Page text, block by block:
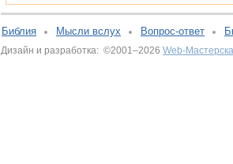
Библия Мысли вслух Вопрос-ответ
Дизайн и разработка: ©2001–2026 Web-